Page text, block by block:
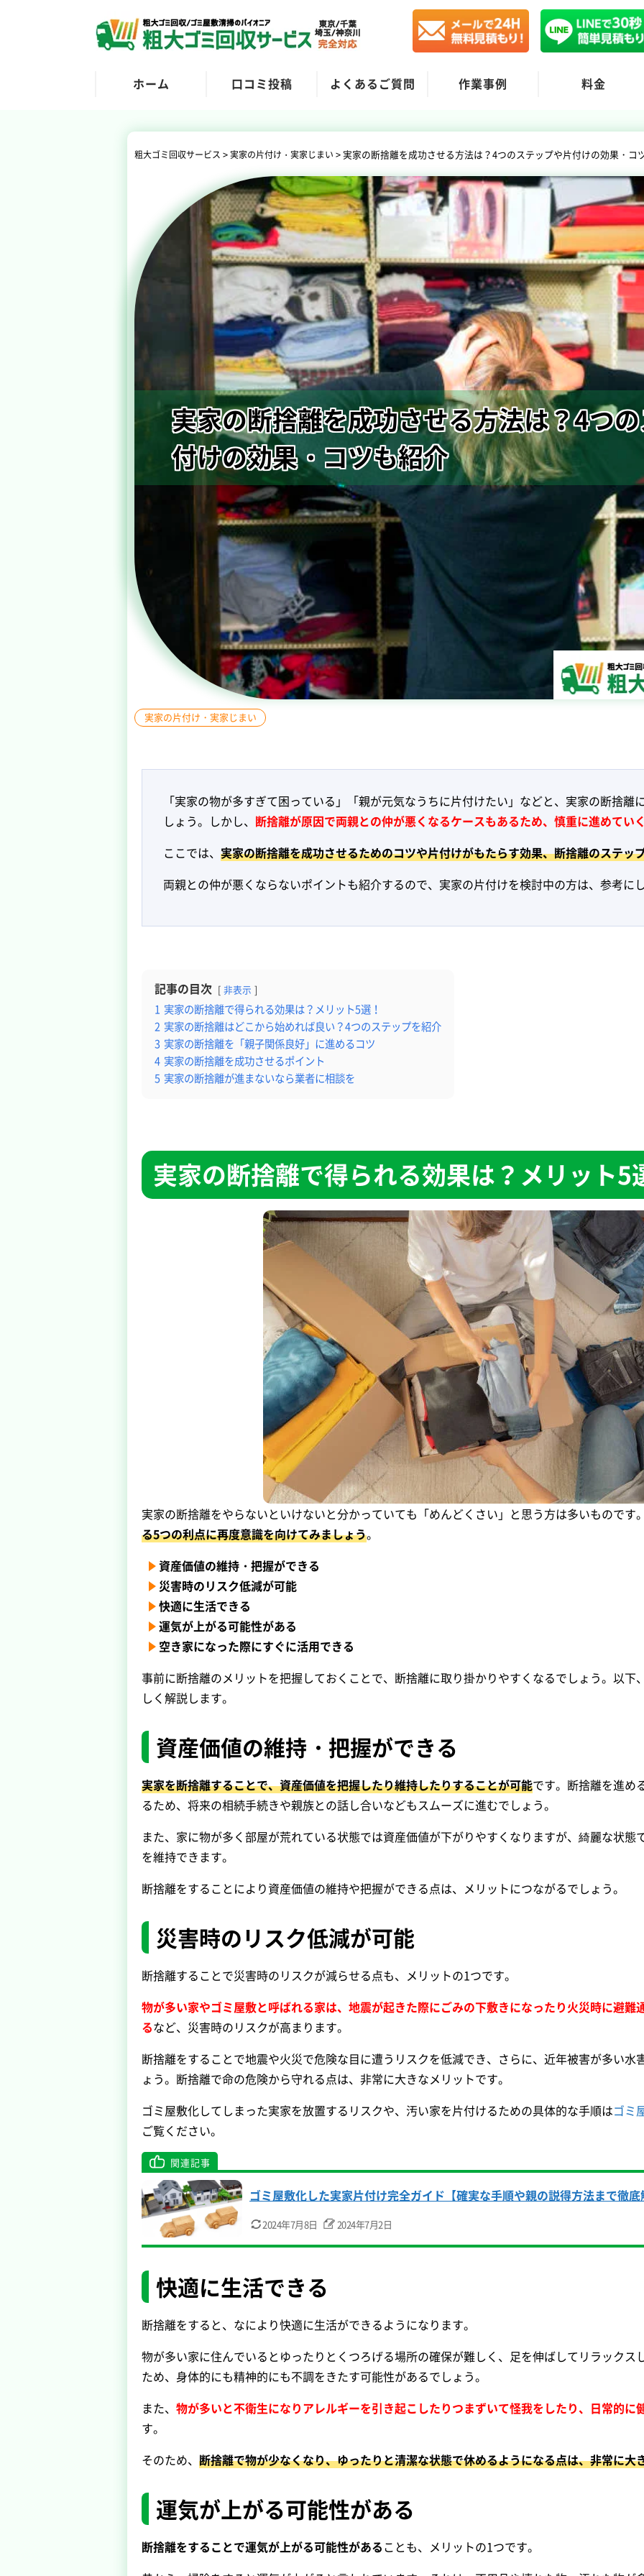
ホーム 口コミ投稿 よくあるご質問 作業事例 料金
粗大ゴミ回収サービス >実家の片付け・実家じまい >実家の断捨離を成功させる方法は？4つのステップや片付けの効果・コ
実家の断捨離を成功させる方法は？4つ
付けの効果・コツも紹介
実家の片付け・実家じまい
「実家の物が多すぎて困っている」「親が元気なうちに片付けたい」などと、実家の断捨離
しょう。しかし、 断捨離が原因で両親との仲が悪くなるケースもあるため、慎重に進めてい
ここでは、 実家の断捨離を成功させるためのコツや片付けがもたらす効果、断捨離のステッ
両親との仲が悪くならないポイントも紹介するので、実家の片付けを検討中の方は、参考に
記事の目次 非表示
1 実家の断捨離で得られる効果は？メリット5選！
2 実家の断捨離はどこから始めれば良い？4つのステップを紹介
3 実家の断捨離を「親子関係良好」に進めるコツ
4 実家の断捨離を成功させるポイント
5 実家の断捨離が進まないなら業者に相談を
実家の断捨離で得られる効果は？メリット5
実家の断捨離をやらないといけないと分かっていても「めんどくさい」と思う方は多いものです
る5つの利点に再度意識を向けてみましょう。
資産価値の維持・把握ができる
災害時のリスク低減が可能
快適に生活できる
運気が上がる可能性がある
空き家になった際にすぐに活用できる
事前に断捨離のメリットを把握しておくことで、断捨離に取り掛かりやすくなるでしょう。以下
しく解説します。
資産価値の維持・把握ができる
実家を断捨離することで、資産価値を把握したり維持したりすることが可能です。断捨離を進め
るため、将来の相続手続きや親族との話し合いなどもスムーズに進むでしょう。
また、家に物が多く部屋が荒れている状態では資産価値が下がりやすくなりますが、綺麗な状態
を維持できます。
断捨離をすることにより資産価値の維持や把握ができる点は、メリットにつながるでしょう。
災害時のリスク低減が可能
断捨離することで災害時のリスクが減らせる点も、メリットの1つです。
物が多い家やゴミ屋敷と呼ばれる家は、地震が起きた際にごみの下敷きになったり火災時に避難
るなど、災害時のリスクが高まります。
断捨離をすることで地震や火災で危険な目に遭うリスクを低減でき、さらに、近年被害が多い水
ょう。断捨離で命の危険から守れる点は、非常に大きなメリットです。
ゴミ屋敷化してしまった実家を放置するリスクや、汚い家を片付けるための具体的な手順はゴミ
ご覧ください。
関連記事
ゴミ屋敷化した実家片付け完全ガイド【確実な手順や親の説得方法まで徹
2024年7月8日 2024年7月2日
快適に生活できる
断捨離をすると、なにより快適に生活ができるようになります。
物が多い家に住んでいるとゆったりとくつろげる場所の確保が難しく、足を伸ばしてリラックス
ため、身体的にも精神的にも不調をきたす可能性があるでしょう。
また、 物が多いと不衛生になりアレルギーを引き起こしたりつまずいて怪我をしたり、日常的に
す。
そのため、 断捨離で物が少なくなり、ゆったりと清潔な状態で休めるようになる点は、非常に大
運気が上がる可能性がある
断捨離をすることで運気が上がる可能性があることも、メリットの1つです。